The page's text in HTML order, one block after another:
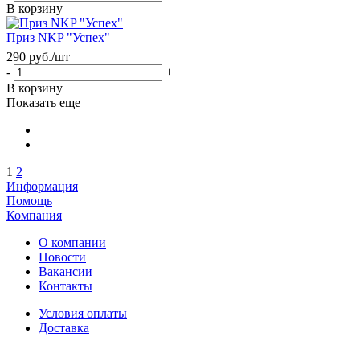
В корзину
Приз NKP "Успех"
290 руб./шт
-
+
В корзину
Показать еще
1 2
Информация
Помощь
Компания
О компании
Новости
Вакансии
Контакты
Условия оплаты
Доставка